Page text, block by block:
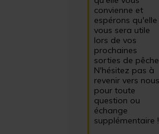
convienne et
espérons qu'elle
vous sera utile
lors de vos
prochaines
sorties de
N'hésitez pas à
revenir vers
pour toute
question ou
échange
supplémentaire !